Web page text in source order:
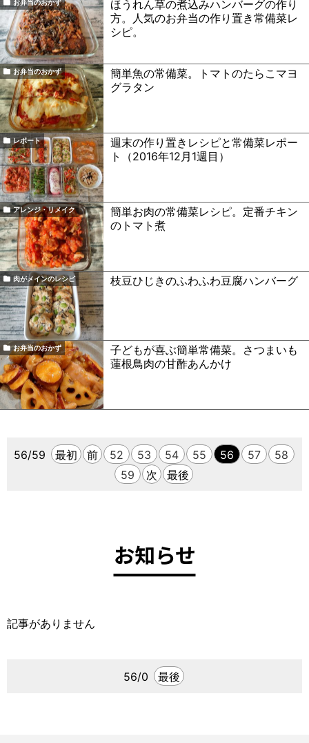
お弁当のおかず
ほうれん草の煮込みハンバーグの作り
方。人気のお弁当の作り置き常備菜レ
シピ。
お弁当のおかず
簡単魚の常備菜。トマトのたらこマヨ
グラタン
レポート
週末の作り置きレシピと常備菜レポー
ト（2016年12月1週目）
アレンジ・リメイク
簡単お肉の常備菜レシピ。定番チキン
のトマト煮
肉がメインのレシピ 枝豆ひじきのふわふわ豆腐ハンバーグ
お弁当のおかず
子どもが喜ぶ簡単常備菜。さつまいも
蓮根鳥肉の甘酢あんかけ
56/59 最初 前 52 53 54 55 56 57
58
59
次 最後
お知らせ
記事がありません
56/0 最後